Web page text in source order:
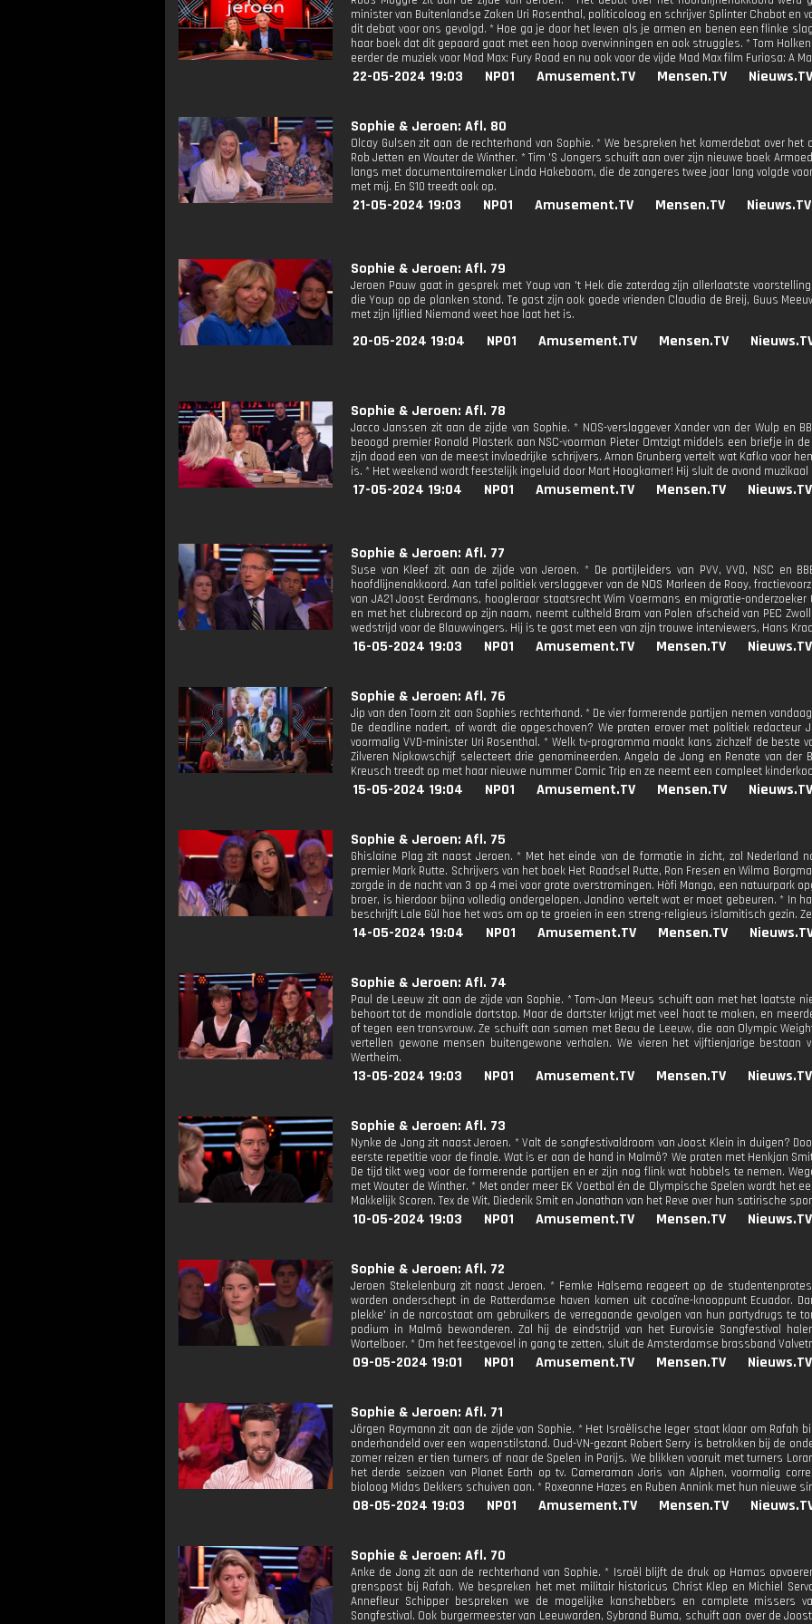
minister van Buitenlandse Zaken Uri Rosenthal, politicoloog en schrijver Splinter Chabot en
dit debat voor ons gevolgd. * Hoe ga je door het leven als je armen en benen een flinke
haar boek dat dit gepaard gaat met een hoop overwinningen en ook struggles. * Tom
eerder de muziek voor Mad Max: Fury Road en nu ook voor de vijde Mad Max film Furiosa: A
22-05-2024 19:03 NPO1 Amusement.TV Mensen.TV Nieuws.TV
Sophie & Jeroen: Afl. 80
Olcay Gulsen zit aan de rechterhand van Sophie. * We bespreken het kamerdebat over
Rob Jetten en Wouter de Winther. * Tim 'S Jongers schuift aan over zijn nieuwe boek
langs met documentairemaker Linda Hakeboom, die de zangeres twee jaar lang volgde
met mij. En S10 treedt ook op.
21-05-2024 19:03 NPO1 Amusement.TV Mensen.TV Nieuws.TV
Sophie & Jeroen: Afl. 79
Jeroen Pauw gaat in gesprek met Youp van 't Hek die zaterdag zijn allerlaatste
die Youp op de planken stond. Te gast zijn ook goede vrienden Claudia de Breij, Guus
met zijn lijflied Niemand weet hoe laat het is.
20-05-2024 19:04 NPO1 Amusement.TV Mensen.TV
Sophie & Jeroen: Afl. 78
Jacco Janssen zit aan de zijde van Sophie. * NOS-verslaggever Xander van der Wulp en
beoogd premier Ronald Plasterk aan NSC-voorman Pieter Omtzigt middels een briefje in
zijn dood een van de meest invloedrijke schrijvers. Arnon Grunberg vertelt wat Kafka voor
is. * Het weekend wordt feestelijk ingeluid door Mart Hoogkamer! Hij sluit de avond
17-05-2024 19:04 NPO1 Amusement.TV Mensen.TV Nieuws.TV
Sophie & Jeroen: Afl. 77
Suse van Kleef zit aan de zijde van Jeroen. * De partijleiders van PVV, VVD, NSC en
hoofdlijnenakkoord. Aan tafel politiek verslaggever van de NOS Marleen de Rooy,
van JA21 Joost Eerdmans, hoogleraar staatsrecht Wim Voermans en migratie-
en met het clubrecord op zijn naam, neemt cultheld Bram van Polen afscheid van PEC
wedstrijd voor de Blauwvingers. Hij is te gast met een van zijn trouwe interviewers, Hans
16-05-2024 19:03 NPO1 Amusement.TV Mensen.TV Nieuws.TV
Sophie & Jeroen: Afl. 76
Jip van den Toorn zit aan Sophies rechterhand. * De vier formerende partijen nemen
De deadline nadert, of wordt die opgeschoven? We praten erover met politiek redacteur
voormalig VVD-minister Uri Rosenthal. * Welk tv-programma maakt kans zichzelf de beste
Zilveren Nipkowschijf selecteert drie genomineerden. Angela de Jong en Renate van der
Kreusch treedt op met haar nieuwe nummer Comic Trip en ze neemt een compleet
15-05-2024 19:04 NPO1 Amusement.TV Mensen.TV Nieuws.TV
Sophie & Jeroen: Afl. 75
Ghislaine Plag zit naast Jeroen. * Met het einde van de formatie in zicht, zal Nederland
premier Mark Rutte. Schrijvers van het boek Het Raadsel Rutte, Ron Fresen en Wilma
zorgde in de nacht van 3 op 4 mei voor grote overstromingen. Hòfi Mango, een natuurpark
broer, is hierdoor bijna volledig ondergelopen. Jandino vertelt wat er moet gebeuren. * In
beschrijft Lale Gül hoe het was om op te groeien in een streng-religieus islamitisch gezin.
14-05-2024 19:04 NPO1 Amusement.TV Mensen.TV
Sophie & Jeroen: Afl. 74
Paul de Leeuw zit aan de zijde van Sophie. * Tom-Jan Meeus schuift aan met het laatste
behoort tot de mondiale dartstop. Maar de dartster krijgt met veel haat te maken, en
of tegen een transvrouw. Ze schuift aan samen met Beau de Leeuw, die aan Olympic
vertellen gewone mensen buitengewone verhalen. We vieren het vijftienjarige bestaan
Wertheim.
13-05-2024 19:03 NPO1 Amusement.TV Mensen.TV Nieuws.TV
Sophie & Jeroen: Afl. 73
Nynke de Jong zit naast Jeroen. * Valt de songfestivaldroom van Joost Klein in duigen?
eerste repetitie voor de finale. Wat is er aan de hand in Malmö? We praten met Henkjan
De tijd tikt weg voor de formerende partijen en er zijn nog flink wat hobbels te nemen.
met Wouter de Winther. * Met onder meer EK Voetbal én de Olympische Spelen wordt het
Makkelijk Scoren. Tex de Wit, Diederik Smit en Jonathan van het Reve over hun satirische
10-05-2024 19:03 NPO1 Amusement.TV Mensen.TV Nieuws.TV
Sophie & Jeroen: Afl. 72
Jeroen Stekelenburg zit naast Jeroen. * Femke Halsema reageert op de
worden onderschept in de Rotterdamse haven komen uit cocaïne-knooppunt Ecuador.
plekke' in de narcostaat om gebruikers de verregaande gevolgen van hun partydrugs te
podium in Malmö bewonderen. Zal hij de eindstrijd van het Eurovisie Songfestival
Wortelboer. * Om het feestgevoel in gang te zetten, sluit de Amsterdamse brassband
09-05-2024 19:01 NPO1 Amusement.TV Mensen.TV Nieuws.TV
Sophie & Jeroen: Afl. 71
Jörgen Raymann zit aan de zijde van Sophie. * Het Israëlische leger staat klaar om Rafah
onderhandeld over een wapenstilstand. Oud-VN-gezant Robert Serry is betrokken bij de
zomer reizen er tien turners af naar de Spelen in Parijs. We blikken vooruit met turners
het derde seizoen van Planet Earth op tv. Cameraman Joris van Alphen, voormalig
bioloog Midas Dekkers schuiven aan. * Roxeanne Hazes en Ruben Annink met hun nieuwe
08-05-2024 19:03 NPO1 Amusement.TV Mensen.TV
Sophie & Jeroen: Afl. 70
Anke de Jong zit aan de rechterhand van Sophie. * Israël blijft de druk op Hamas
grenspost bij Rafah. We bespreken het met militair historicus Christ Klep en Michiel
Annefleur Schipper bespreken we de mogelijke kanshebbers en complete missers
Songfestival. Ook burgermeester van Leeuwarden, Sybrand Buma, schuift aan over de